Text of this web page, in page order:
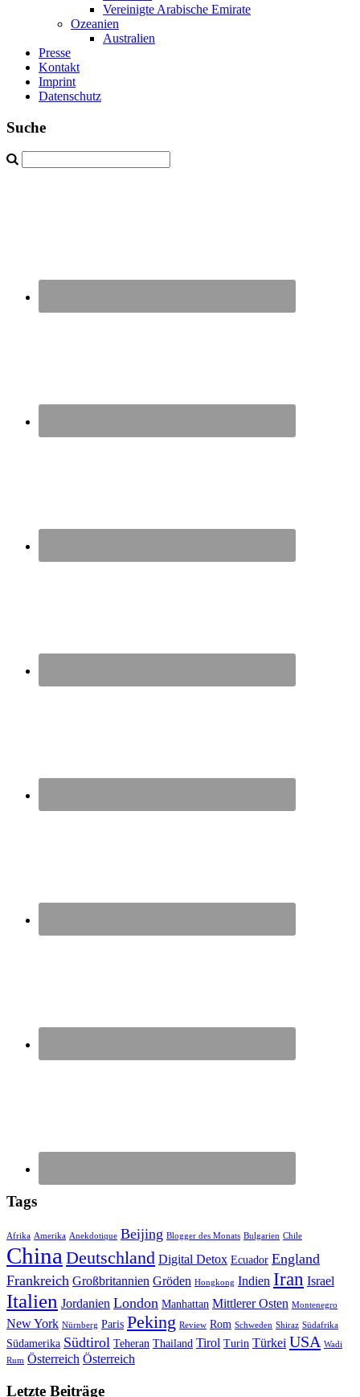
Vereinigte Arabische Emirate
Ozeanien
Australien
Presse
Kontakt
Imprint
Datenschutz
Suche
Tags
Afrika Amerika Anekdotique Beijing Blogger des Monats Bulgarien Chile
China Deutschland Digital Detox Ecuador England
Frankreich Großbritannien Gröden Hongkong Indien Iran Israel
Italien Jordanien London Manhattan Mittlerer Osten Montenegro
New York Nürnberg Paris Peking Review Rom Schweden Shiraz Südafrika
Südamerika Südtirol Teheran Thailand Tirol Turin Türkei USA Wadi
Rum Österreich Österreich
Letzte Beiträge